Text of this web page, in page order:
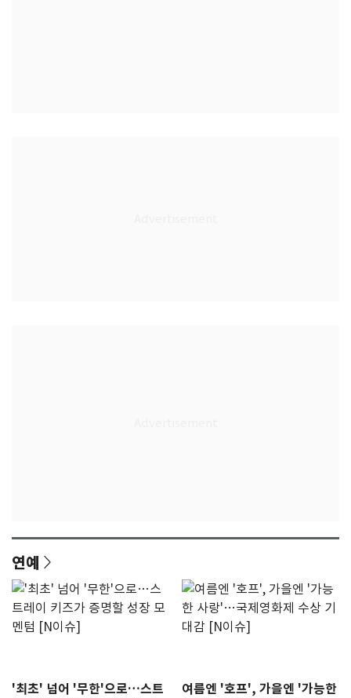
연예
'최초' 넘어 '무한'으로…스트
여름엔 '호프', 가을엔 '가능한